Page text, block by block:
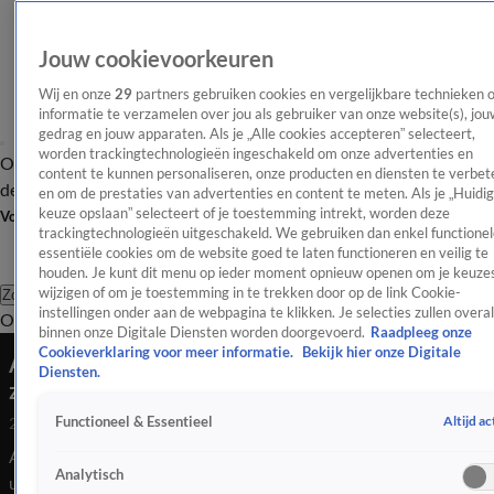
OverzichtAfleveringen Entertainment TV Algemeen
Tip
de redactieNieuwsbrief
Volg Shownieuws
Zoeken
OverzichtEntertainmentSpraakmakendRealityCrimeVideo's
Ali B staat pers voorzichtig te woord na eerste
zittingsdag hoger beroep
24 mrt 2026, 17:34
Ali B loopt dinsdag rond 17.30 uur de rechtbank in Amsterdam
uit, waar de pers hem staat op te wachten. Hij gaat inhoudelijk
Jouw cookievoorkeuren
Wij en onze 29 partners gebruiken cookies en vergelijkbare technieken
informatie te verzamelen over jou als gebruiker van onze website(s),
gedrag en jouw apparaten. Als je „Alle cookies accepteren” selecteert,
worden trackingtechnologieën ingeschakeld om onze advertenties en
content te kunnen personaliseren, onze producten en diensten te
en om de prestaties van advertenties en content te meten. Als je
keuze opslaan” selecteert of je toestemming intrekt, worden deze
trackingtechnologieën uitgeschakeld. We gebruiken dan enkel
essentiële cookies om de website goed te laten functioneren en veilig te
houden. Je kunt dit menu op ieder moment opnieuw openen om je
wijzigen of om je toestemming in te trekken door op de link Cookie-
instellingen onder aan de webpagina te klikken. Je selecties zullen overal
binnen onze Digitale Diensten worden doorgevoerd. Raadpleeg onze
Cookieverklaring voor meer informatie.
Bekijk hier onze Digitale
Diensten.
Functioneel & Essentieel Altijd
Analytisch